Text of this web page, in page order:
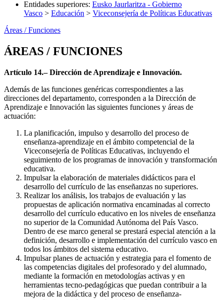
Entidades superiores: Eusko Jaurlaritza - Gobierno
Vasco > Educación > Viceconsejería de Políticas Educativas
Áreas / Funciones
ÁREAS / FUNCIONES
Artículo 14.– Dirección de Aprendizaje e Innovación.
Además de las funciones genéricas correspondientes a las
direcciones del departamento, corresponden a la Dirección de
Aprendizaje e Innovación las siguientes funciones y áreas de
actuación:
La planificación, impulso y desarrollo del proceso de
enseñanza-aprendizaje en el ámbito competencial de la
Viceconsejería de Políticas Educativas, incluyendo el
seguimiento de los programas de innovación y transformación
educativa.
Impulsar la elaboración de materiales didácticos para el
desarrollo del currículo de las enseñanzas no superiores.
Realizar los análisis, los trabajos de evaluación y las
propuestas de aplicación normativa encaminadas al correcto
desarrollo del currículo educativo en los niveles de enseñanza
no superior de la Comunidad Autónoma del País Vasco.
Dentro de ese marco general se prestará especial atención a la
definición, desarrollo e implementación del currículo vasco en
todos los ámbitos del sistema educativo.
Impulsar planes de actuación y estrategia para el fomento de
las competencias digitales del profesorado y del alumnado,
mediante la formación en metodologías activas y en
herramientas tecno-pedagógicas que puedan contribuir a la
mejora de la didáctica y del proceso de enseñanza-